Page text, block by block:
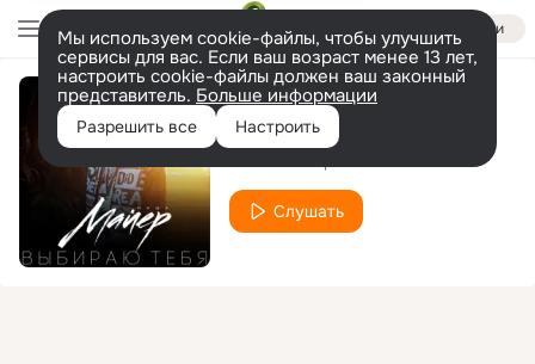
Войти
Мы используем cookie-файлы, чтобы улучшить
сервисы для вас. Если ваш возраст менее 13 лет,
настроить cookie-файлы должен ваш законный
представитель. Больше информации
Разрешить все Настроить
Мама, любовь!
Слушать